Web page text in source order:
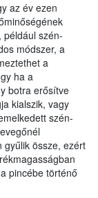
az év ezen
például szén-
módszer, a
a
ha a
botra erősítve
kialszik, vagy
szén-
gyűlik össze, ezért
pincébe történő